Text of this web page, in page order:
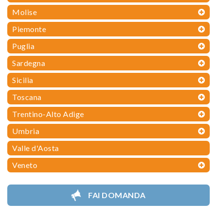
Molise
Piemonte
Puglia
Sardegna
Sicilia
Toscana
Trentino-Alto Adige
Umbria
Valle d'Aosta
Veneto
FAI DOMANDA